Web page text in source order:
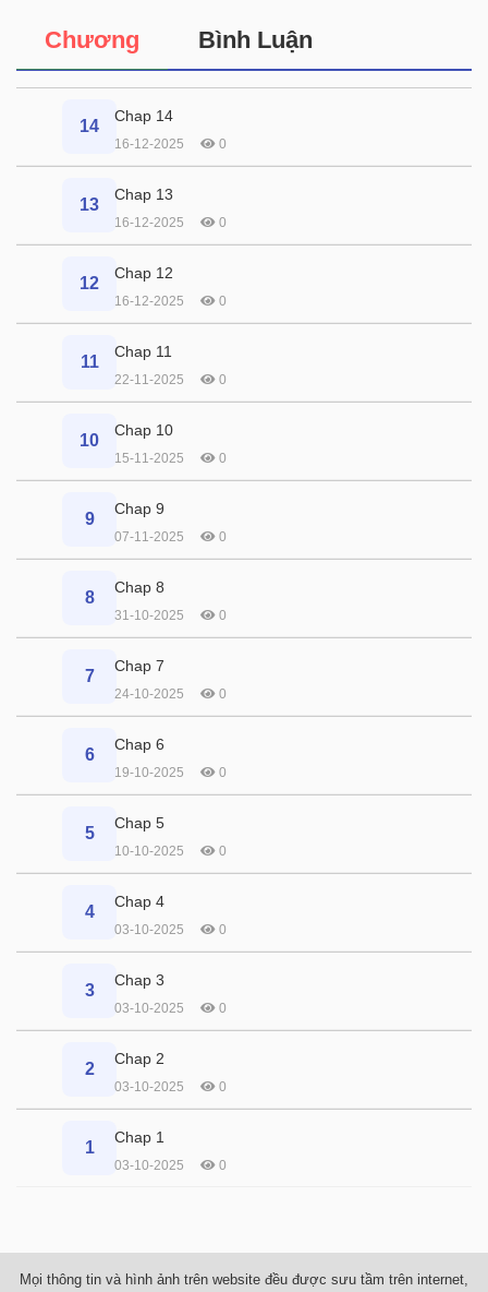
Chương Bình Luận
14
Chap 14
16-12-2025 0
13
Chap 13
16-12-2025 0
12
Chap 12
16-12-2025 0
11
Chap 11
22-11-2025 0
10
Chap 10
15-11-2025 0
9
Chap 9
07-11-2025 0
8
Chap 8
31-10-2025 0
7
Chap 7
24-10-2025 0
6
Chap 6
19-10-2025 0
5
Chap 5
10-10-2025 0
4
Chap 4
03-10-2025 0
3
Chap 3
03-10-2025 0
2
Chap 2
03-10-2025 0
1
Chap 1
03-10-2025 0
Mọi thông tin và hình ảnh trên website đều được sưu tầm trên internet,